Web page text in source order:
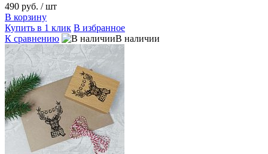
490 руб. / шт
В корзину
Купить в 1 клик В избранное
К сравнению
В наличии